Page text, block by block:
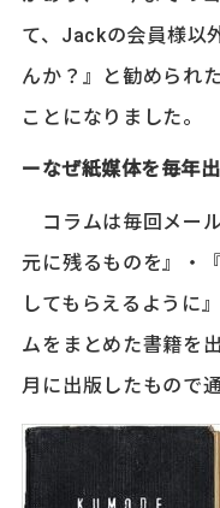
て、Jackの会員様以
んか？』と勧められ
ことになりました。
ーなぜ紙媒体を毎年
コラムは毎回メー
元に残るものを』・
してもらえるように
ムをまとめた書籍を
月に出版したもので